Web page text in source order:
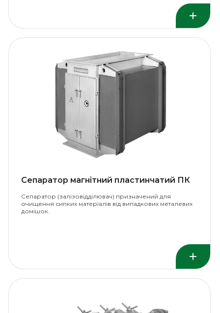
Сепаратор магнітний пластинчатий ПК
Сепаратор (залізовідділювач) призначений для
очищення сипких матеріалів від випадкових металевих
домішок.